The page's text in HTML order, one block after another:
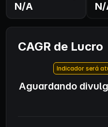
N/A
CAGR de Lucro
Indicador será
Aguardando